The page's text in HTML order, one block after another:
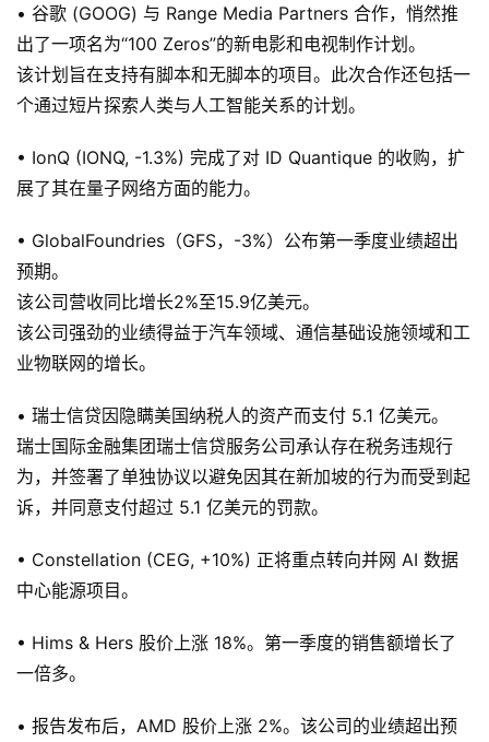
• 谷歌 (GOOG) 与 Range Media Partners 合作，悄然推
出了一项名为“100 Zeros”的新电影和电视制作计划。
该计划旨在支持有脚本和无脚本的项目。此次合作还包括一
个通过短片探索人类与人工智能关系的计划。
• IonQ (IONQ, -1.3%) 完成了对 ID Quantique 的收购，扩
展了其在量子网络方面的能力。
• GlobalFoundries（GFS，-3%）公布第一季度业绩超出
预期。
该公司营收同比增长2%至15.9亿美元。
该公司强劲的业绩得益于汽车领域、通信基础设施领域和工
业物联网的增长。
• 瑞士信贷因隐瞒美国纳税人的资产而支付 5.1 亿美元。
瑞士国际金融集团瑞士信贷服务公司承认存在税务违规行
为，并签署了单独协议以避免因其在新加坡的行为而受到起
诉，并同意支付超过 5.1 亿美元的罚款。
• Constellation (CEG, +10%) 正将重点转向并网 AI 数据
中心能源项目。
• Hims & Hers 股价上涨 18%。第一季度的销售额增长了
一倍多。
• 报告发布后，AMD 股价上涨 2%。该公司的业绩超出预